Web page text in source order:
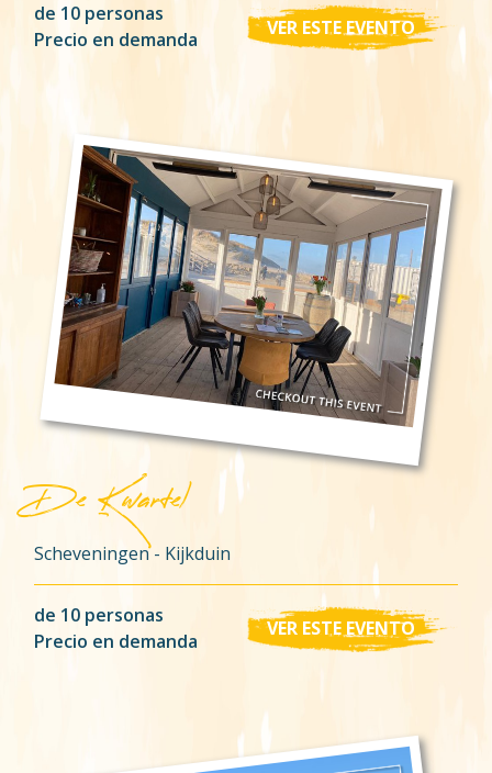
de 10 personas
Precio en demanda
VER ESTE EVENTO
De Kwartel
Scheveningen - Kijkduin
de 10 personas
Precio en demanda
VER ESTE EVENTO